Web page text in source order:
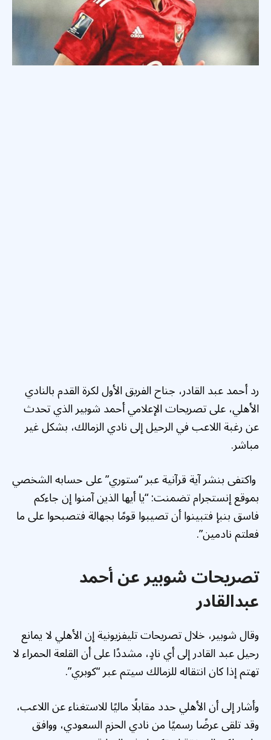
رد أحمد عبد القادر، جناح الفريق الأول لكرة القدم بالنادي
الأهلي، على تصريحات الإعلامي أحمد شوبير الذي تحدث
عن رغبة اللاعب في الرحيل إلى نادي الزمالك، بشكل غير
مباشر.
واكتفى بنشر آية قرآنية عبر “ستوري” على حسابه الشخصي
بموقع إنستجرام تضمنت: “يا أيها الذين آمنوا إن جاءكم
فاسق بنبإ فتبينوا أن تصيبوا قومًا بجهالة فتصبحوا على ما
فعلتم نادمين”.
تصريحات شوبير عن أحمد
عبدالقادر
وقال شوبير، خلال تصريحات تليفزيونية إن الأهلي لا يمانع
رحيل عبد القادر إلى أي نادٍ، مشددًا على أن القلعة الحمراء لا
تهتم إذا كان انتقاله للزمالك سيتم عبر “كوبري”.
وأشار إلى أن الأهلي حدد مقابلًا ماليًا للاستغناء عن اللاعب،
وقد تلقى عرضًا رسميًا من نادي الحزم السعودي، ووافق